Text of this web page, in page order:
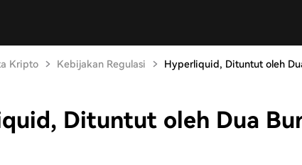
Kripto Kebijakan Regulasi Hyperliquid, Dituntut oleh
Dituntut oleh Dua